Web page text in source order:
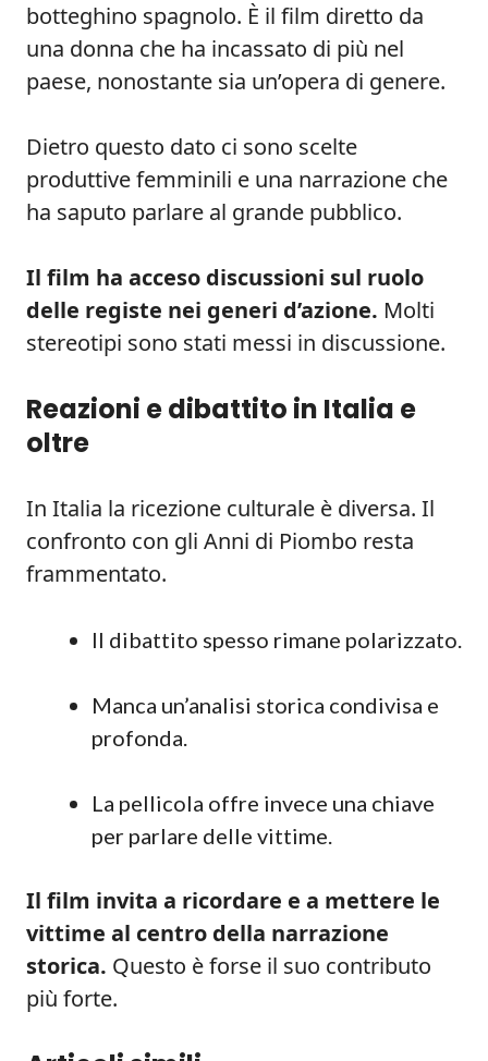
botteghino spagnolo. È il film diretto da
una donna che ha incassato di più nel
paese, nonostante sia un’opera di genere.
Dietro questo dato ci sono scelte
produttive femminili e una narrazione che
ha saputo parlare al grande pubblico.
Il film ha acceso discussioni sul ruolo
delle registe nei generi d’azione. Molti
stereotipi sono stati messi in discussione.
Reazioni e dibattito in Italia e
oltre
In Italia la ricezione culturale è diversa. Il
confronto con gli Anni di Piombo resta
frammentato.
Il dibattito spesso rimane polarizzato.
Manca un’analisi storica condivisa e
profonda.
La pellicola offre invece una chiave
per parlare delle vittime.
Il film invita a ricordare e a mettere le
vittime al centro della narrazione
storica. Questo è forse il suo contributo
più forte.